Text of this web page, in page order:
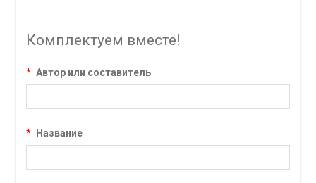
Комплектуем вместе!
* Автор или составитель
* Название